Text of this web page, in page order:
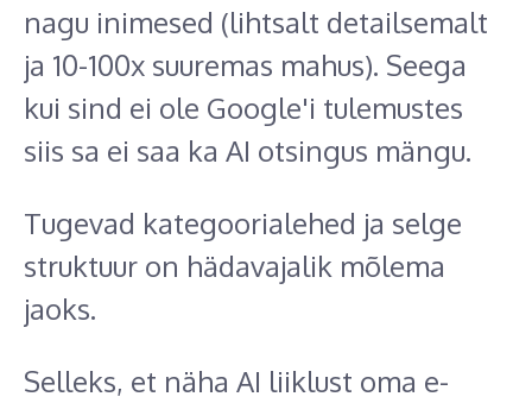
nagu inimesed (lihtsalt detailsemalt
ja 10-100x suuremas mahus). Seega
kui sind ei ole Google'i tulemustes
siis sa ei saa ka AI otsingus mängu.
Tugevad kategoorialehed ja selge
struktuur on hädavajalik mõlema
jaoks.
Selleks, et näha AI liiklust oma e-